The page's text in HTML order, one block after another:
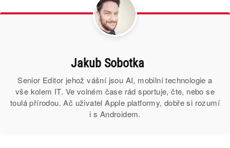
Jakub Sobotka
Senior Editor jehož vášní jsou AI, mobilní technologie a
vše kolem IT. Ve volném čase rád sportuje, čte, nebo se
toulá přírodou. Ač uživatel Apple platformy, dobře si rozumí
i s Androidem.